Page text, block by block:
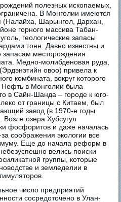
полезных ископаемых,
В Монголии имеются
(Налайха, Шарынгол, Дархан,
горного массива Табан-
геологические запасы
тонн. Давно известны и
запасам месторождения
Медно-молибденовая руда,
овоо) привела к
комбината, вокруг которого
Нефть в Монголии была
в Сайн-Шанда – городе к юго-
от границы с Китаем, был
завод (в 1970-е годы
озера Хубсугул
фосфоритов и даже началась
соображения экологии все
Еще до начала реформ в
велись поиски
группы, которые
и земледелии в
число предприятий
сосредоточено в Улан-